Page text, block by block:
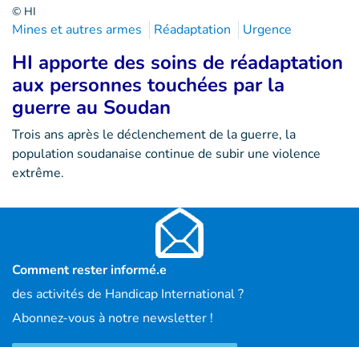
© HI
Mines et autres armes Réadaptation Urgence
HI apporte des soins de réadaptation
aux personnes touchées par la
guerre au Soudan
Trois ans après le déclenchement de la guerre, la
population soudanaise continue de subir une violence
extrême.
Comment rester informé.e
des activités de Handicap International ?
Abonnez-vous à notre newsletter !